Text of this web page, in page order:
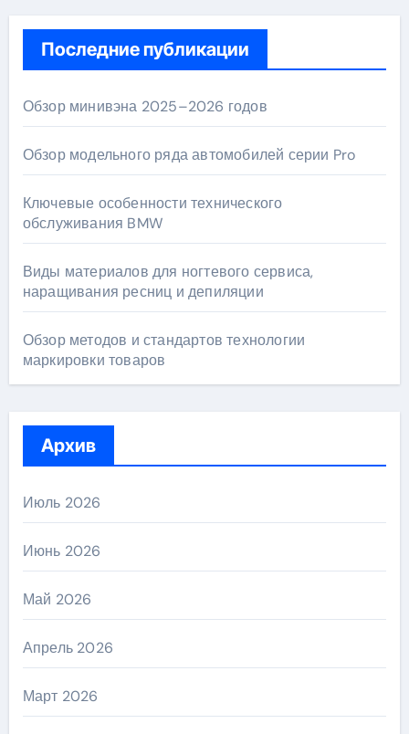
Последние публикации
Обзор минивэна 2025–2026 годов
Обзор модельного ряда автомобилей серии Pro
Ключевые особенности технического
обслуживания BMW
Виды материалов для ногтевого сервиса,
наращивания ресниц и депиляции
Обзор методов и стандартов технологии
маркировки товаров
Архив
Июль 2026
Июнь 2026
Май 2026
Апрель 2026
Март 2026